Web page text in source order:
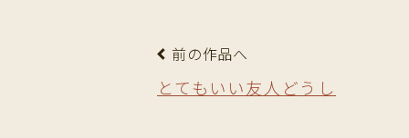
前の作品へ
とてもいい友人どうし